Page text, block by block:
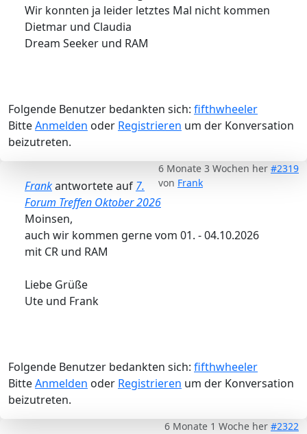
Wir konnten ja leider letztes Mal nicht kommen
Dietmar und Claudia
Dream Seeker und RAM
Folgende Benutzer bedankten sich: fifthwheeler
BitteAnmelden oder Registrieren um der Konversation
beizutreten.
6 Monate 3 Wochen her #2319
von Frank
Frankantwortete auf 7.
Forum Treffen Oktober 2026
Moinsen,
auch wir kommen gerne vom 01. - 04.10.2026
mit CR und RAM
Liebe Grüße
Ute und Frank
Folgende Benutzer bedankten sich: fifthwheeler
BitteAnmelden oder Registrieren um der Konversation
beizutreten.
6 Monate 1 Woche her #2322